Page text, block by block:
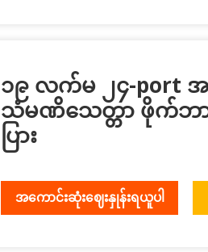
၁၉ လက်မ ၂၄-port
သံမဏိသေတ္တာ ဖိုက်ဘ
ပြား
အကောင်းဆုံးဈေးနှုန်းရယူပါ